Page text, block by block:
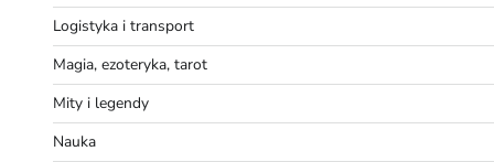
Logistyka i transport
Magia, ezoteryka, tarot
Mity i legendy
Nauka